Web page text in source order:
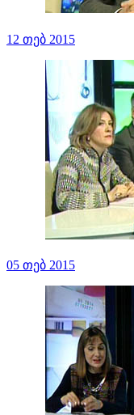
12 თებ 2015
05 თებ 2015